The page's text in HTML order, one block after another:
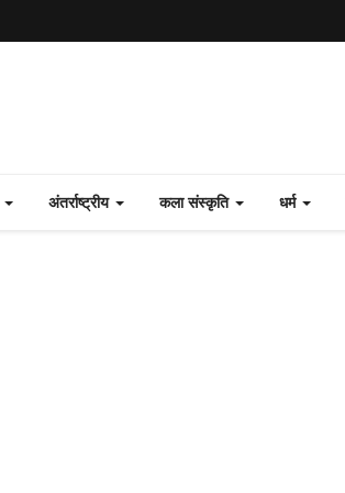
अंतर्राष्ट्रीय कला संस्कृति धर्म